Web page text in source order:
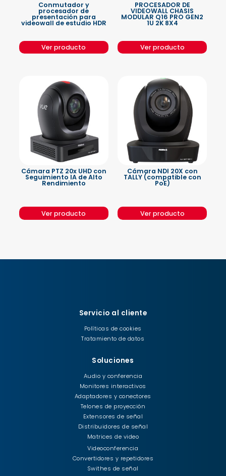
Conmutador y
procesador de
presentación para
videowall de estudio HDR
Ver producto
PROCESADOR DE
VIDEOWALL CHASIS
MODULAR Q16 PRO GEN2
1U 2K 8X4
Ver producto
Cámara PTZ 20x UHD con
Seguimiento IA de Alto
Rendimiento
Ver producto
Cámara NDI 20X con
TALLY (compatible con
PoE)
Ver producto
Servicio al cliente
Políticas de cookies
Tratamiento de datos
Soluciones
Audio y conferencia
Monitores interactivos
Adaptadores y conectores
Telones de proyección
Extensores de señal
Distribuidores de señal
Matrices de video
Videoconferencia
Convertidores y repetidores
Swithes de señal